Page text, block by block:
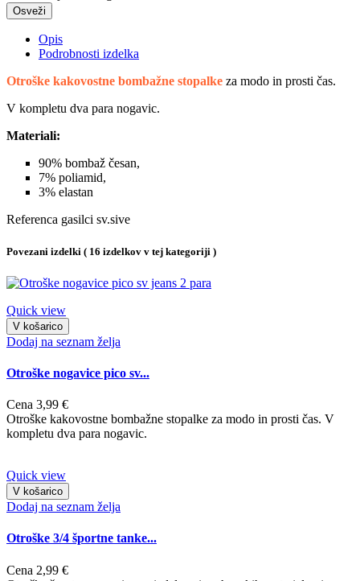
Opis
Podrobnosti izdelka
Otroške kakovostne bombažne stopalke za modo in prosti čas.
V kompletu dva para nogavic.
Materiali:
90% bombaž česan,
7% poliamid,
3% elastan
Referenca gasilci sv.sive
Povezani izdelki ( 16 izdelkov v tej kategoriji )
Quick view
V košarico
Dodaj na seznam želja
Otroške nogavice pico sv...
Cena 3,99 €
Otroške kakovostne bombažne stopalke za modo in prosti čas. V
kompletu dva para nogavic.
Quick view
V košarico
Dodaj na seznam želja
Otroške 3/4 športne tanke...
Cena 2,99 €